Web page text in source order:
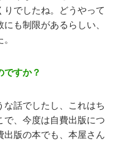
でしたね。どうやって
も制限があるらしい、
すか？
話でしたし、これはち
で、今度は自費出版につ
出版の本でも、本屋さん